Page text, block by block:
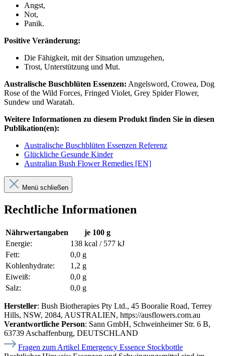
Angst,
Not,
Panik.
Positive Veränderung:
Die Fähigkeit, mit der Situation umzugehen,
Trost, Unterstützung und Mut.
Australische Buschblüten Essenzen: Angelsword, Crowea, Dog
Rose of the Wild Forces, Fringed Violet, Grey Spider Flower,
Sundew und Waratah.
Weitere Informationen zu diesem Produkt finden Sie in diesen
Publikation(en):
Australische Buschblüten Essenzen Referenz
Glückliche Gesunde Kinder
Australian Bush Flower Remedies [EN]
Menü schließen
Rechtliche Informationen
Nährwertangaben
je 100 g
Energie:
138 kcal / 577 kJ
Fett:
0,0 g
Kohlenhydrate:
1,2 g
Eiweiß:
0,0 g
Salz:
0,0 g
Hersteller: Bush Biotherapies Pty Ltd., 45 Booralie Road, Terrey
Hills, NSW, 2084, AUSTRALIEN, https://ausflowers.com.au
Verantwortliche Person: Sann GmbH, Schweinheimer Str. 6 B,
63739 Aschaffenburg, DEUTSCHLAND
Fragen zum Artikel Emergency Essence Stockbottle